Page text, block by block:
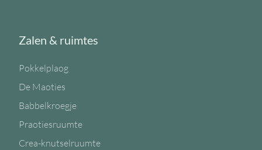
Zalen & ruimtes
Pokkelplaog
De Maoties
Babbelkroegje
Praotiesruumte
Crea-knutselruumte